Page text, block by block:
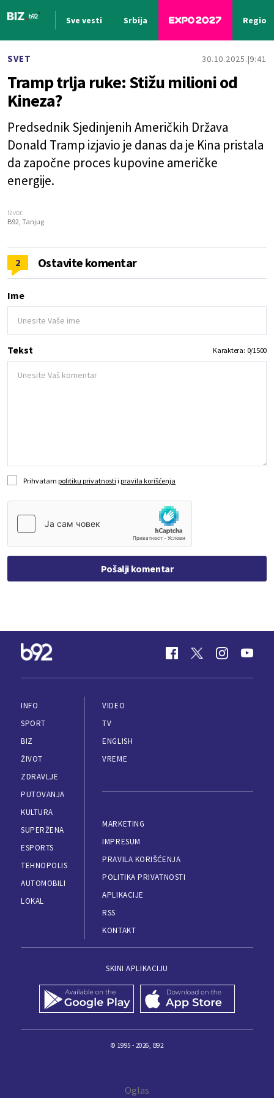
Sve vesti Srbija Region
SVET 30.10.2025. 9:41
Tramp trlja ruke: Stižu milioni od
Kineza?
Predsednik Sjedinjenih Američkih Država
Donald Tramp izjavio je danas da je Kina pristala
da započne proces kupovine američke
energije.
Izvor:
B92, Tanjug
2 Ostavite komentar
Ime
Tekst Karaktera: 0/1500
Prihvatam politiku privatnosti i pravila korišćenja
Pošalji komentar
INFO
SPORT
BIZ
ŽIVOT
ZDRAVLJE
PUTOVANJA
KULTURA
SUPERŽENA
ESPORTS
TEHNOPOLIS
AUTOMOBILI
LOKAL
VIDEO
TV
ENGLISH
VREME
MARKETING
IMPRESUM
PRAVILA KORIŠĆENJA
POLITIKA PRIVATNOSTI
APLIKACIJE
RSS
KONTAKT
SKINI APLIKACIJU
© 1995 - 2026, B92